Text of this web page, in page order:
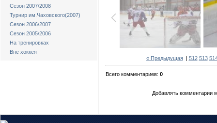
Сезон 2007/2008
Турнир им.Чаховского(2007)
Сезон 2006/2007
Сезон 2005/2006
На тренировках
Вне хоккея
« Предыдущая| 512 513
Всего комментариев: 0
Добавлять комментарии